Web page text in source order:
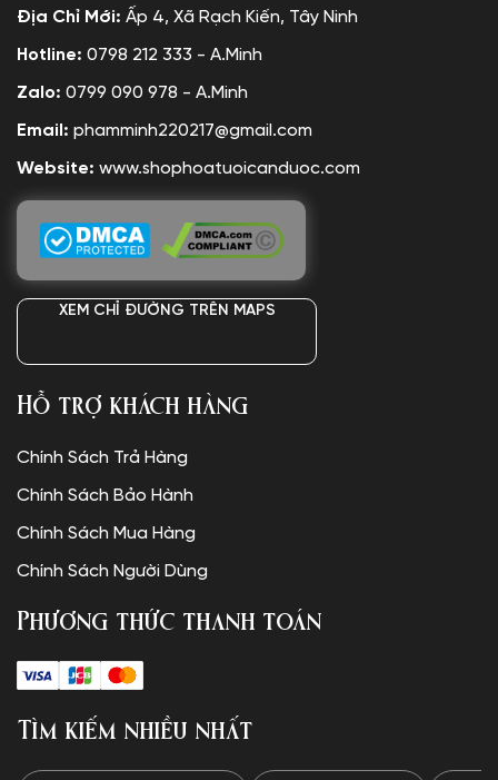
Địa Chỉ Mới: Ấp 4, Xã Rạch Kiến, Tây Ninh
Hotline: 0798 212 333 - A.Minh
Zalo: 0799 090 978 - A.Minh
Email: phamminh220217@gmail.com
Website: www.shophoatuoicanduoc.com
XEM CHỈ ĐƯỜNG TRÊN MAPS
Hỗ trợ khách hàng
Chính Sách Trả Hàng
Chính Sách Bảo Hành
Chính Sách Mua Hàng
Chính Sách Người Dùng
Phương thức thanh toán
Tìm kiếm nhiều nhất